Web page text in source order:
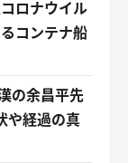
ロナウイル
コンテナ船
の余昌平先
や経過の真